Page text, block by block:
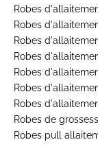
Robes
Robes
Robes
Robes
Robes
Robes
Robes
Robes de
Robes pull